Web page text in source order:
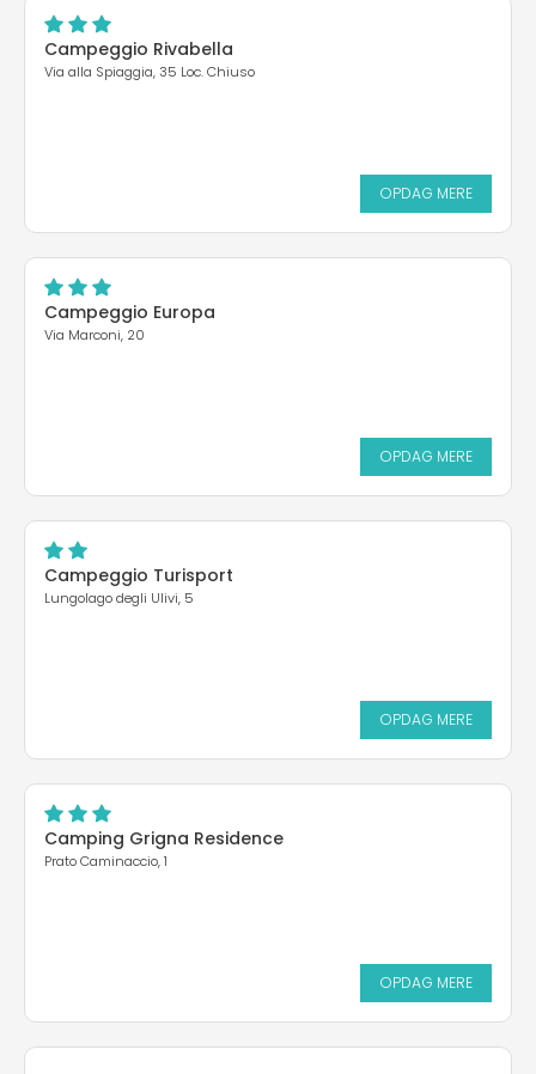
Campeggio Rivabella
Via alla Spiaggia, 35 Loc. Chiuso
OPDAG MERE
Campeggio Europa
Via Marconi, 20
OPDAG MERE
Campeggio Turisport
Lungolago degli Ulivi, 5
OPDAG MERE
Camping Grigna Residence
Prato Caminaccio, 1
OPDAG MERE